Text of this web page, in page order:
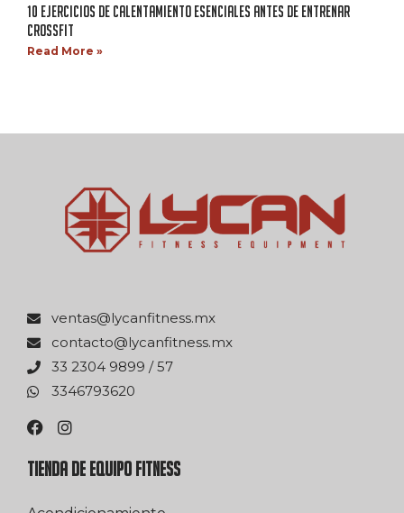
10 EJERCICIOS DE CALENTAMIENTO ESENCIALES ANTES DE ENTRENAR
CROSSFIT
Read More »
xm.ssentifnacyl@satnev
xm.ssentifnacyl@otcatnoc
75 / 9989 4032 33
0263976433
TIENDA DE EQUIPO FITNESS